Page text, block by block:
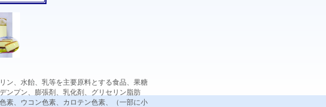
ン、水飴、乳等を主要原料とする食品、果糖
ンプン、膨張剤、乳化剤、グリセリン脂肪
素、ウコン色素、カロテン色素、（一部に小